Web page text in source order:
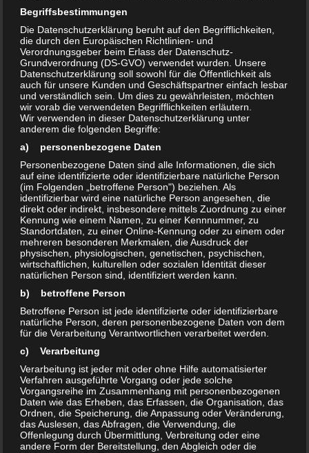
11:00 – Musik und Informationen mit
Schülerradio der Gemeinschaftsschule...
0
AKTUELLES/TERMINE 23. JULI 2017
„OLVENSTEDTER SOMMERFEST
2017“ am 19.8. auf OLVEN1
GWA-Gruppe „Neu-Olvenstedt“ und
„Bürgerinitiative Olvenstedt“ e.V. laden ein
Olvenstedter Sommerfest 2017 am Samstag,
19.08.2017 von 11:00 bis 22:00Uhr auf
Marktplatz Olven 1 (Wer kann sich erinnern? Fast
genau vor 20Jahren, am 13.9.1997, haben wir...
0
AKTUELLES 24. JULI 2014
OLVENSTEDTER SOMMERFEST
2014 am 30.8.2014 auf Marktplatz
„OLVEN I“
WOHIN AM 30.AUGUST? zum OLVENSTEDTER
SOMMERFEST auf Olven 1 ab 11:00Uhr WERTE
OLVENSTEDTERINNEN UND OLVENSTEDTER,
WERTE GÄSTE UNSERES STADTTEILS! Zum
diesjährigen Olvenstedter Sommerfest auf
Begriffsbestimmungen
Die Datenschutzerklärung beruht auf den Begrifflichkeiten,
die durch den Europäischen Richtlinien- und
Verordnungsgeber beim Erlass der Datenschutz-
Grundverordnung (DS-GVO) verwendet wurden. Unsere
Datenschutzerklärung soll sowohl für die Öffentlichkeit als
auch für unsere Kunden und Geschäftspartner einfach lesbar
und verständlich sein. Um dies zu gewährleisten, möchten
wir vorab die verwendeten Begrifflichkeiten erläutern.
Wir verwenden in dieser Datenschutzerklärung unter
anderem die folgenden Begriffe:
a) personenbezogene Daten
Personenbezogene Daten sind alle Informationen, die sich
auf eine identifizierte oder identifizierbare natürliche Person
(im Folgenden „betroffene Person") beziehen. Als
identifizierbar wird eine natürliche Person angesehen, die
direkt oder indirekt, insbesondere mittels Zuordnung zu einer
Kennung wie einem Namen, zu einer Kennnummer, zu
Standortdaten, zu einer Online-Kennung oder zu einem oder
mehreren besonderen Merkmalen, die Ausdruck der
physischen, physiologischen, genetischen, psychischen,
wirtschaftlichen, kulturellen oder sozialen Identität dieser
natürlichen Person sind, identifiziert werden kann.
b) betroffene Person
Betroffene Person ist jede identifizierte oder identifizierbare
natürliche Person, deren personenbezogene Daten von dem
für die Verarbeitung Verantwortlichen verarbeitet werden.
c) Verarbeitung
Verarbeitung ist jeder mit oder ohne Hilfe automatisierter
Verfahren ausgeführte Vorgang oder jede solche
Vorgangsreihe im Zusammenhang mit personenbezogenen
Daten wie das Erheben, das Erfassen, die Organisation, das
Ordnen, die Speicherung, die Anpassung oder Veränderung,
das Auslesen, das Abfragen, die Verwendung, die
Offenlegung durch Übermittlung, Verbreitung oder eine
andere Form der Bereitstellung, den Abgleich oder die